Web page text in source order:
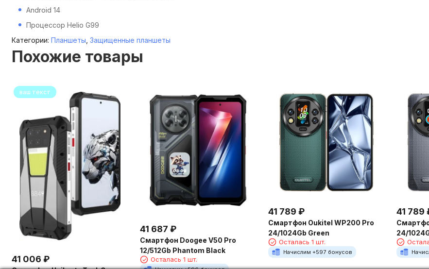
Android 14
Процессор Helio G99
Категории: Планшеты Защищенные планшеты
Похожие товары
ваш текст
41 006 ₽
41 687 ₽
Смартфон Doogee V50 Pro
12/512Gb Phantom Black
Осталась 1 шт.
41 789 ₽
Смартфон Oukitel WP200 Pro
24/1024Gb Green
Осталась 1 шт.
Начислим +597 бонусов
41 789
24/